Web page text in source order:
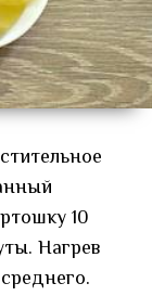
10
Нагрев